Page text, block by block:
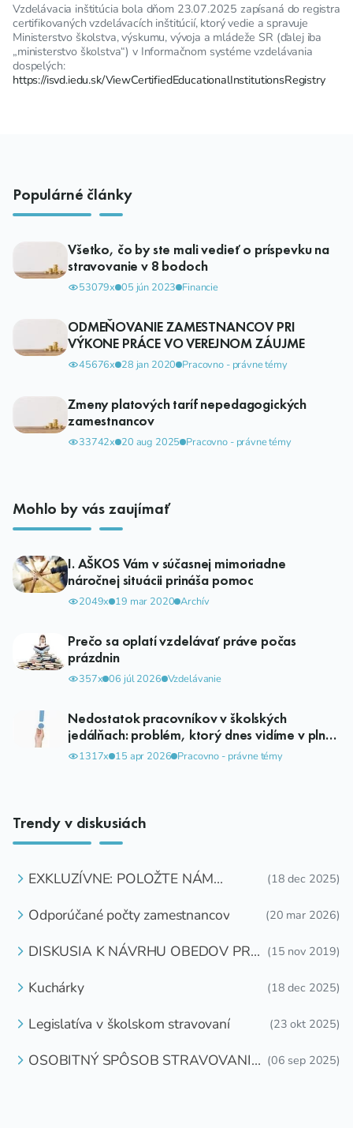
Vzdelávacia inštitúcia bola dňom 23.07.2025 zapísaná do registra
certifikovaných vzdelávacích inštitúcií, ktorý vedie a spravuje
Ministerstvo školstva, výskumu, vývoja a mládeže SR (ďalej iba
„ministerstvo školstva“) v Informačnom systéme vzdelávania
dospelých:
https://isvd.iedu.sk/ViewCertifiedEducationalInstitutionsRegistry
Populárné články
Všetko, čo by ste mali vedieť o príspevku na
stravovanie v 8 bodoch
53079x 05 jún 2023 Financie
ODMEŇOVANIE ZAMESTNANCOV PRI
VÝKONE PRÁCE VO VEREJNOM ZÁUJME
45676x 28 jan 2020 Pracovno - právne témy
Zmeny platových taríf nepedagogických
zamestnancov
33742x 20 aug 2025 Pracovno - právne témy
Mohlo by vás zaujímať
I. AŠKOS Vám v súčasnej mimoriadne
náročnej situácii prináša pomoc
2049x 19 mar 2020 Archív
Prečo sa oplatí vzdelávať práve počas
prázdnin
357x 06 júl 2026 Vzdelávanie
Nedostatok pracovníkov v školských
jedálňach: problém, ktorý dnes vidíme v plnej
miere
1317x 15 apr 2026 Pracovno - právne témy
Trendy v diskusiách
EXKLUZÍVNE: POLOŽTE NÁM
(18 dec 2025)
Odporúčané počty zamestnancov (20 mar 2026)
DISKUSIA K NÁVRHU OBEDOV PRE
(15 nov 2019)
Kuchárky (18 dec 2025)
Legislatíva v školskom stravovaní (23 okt 2025)
OSOBITNÝ SPÔSOB STRAVOVANIA (06 sep 2025)